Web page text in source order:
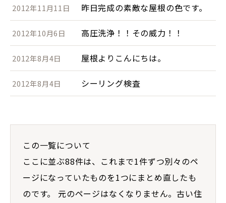
2012年11月11日 昨日完成の素敵な屋根の色です。
2012年10月6日 高圧洗浄！！その威力！！
2012年8月4日 屋根よりこんにちは。
2012年8月4日 シーリング検査
この一覧について
ここに並ぶ88件は、これまで1件ずつ別々のペ
ージになっていたものを1つにまとめ直したも
のです。 元のページはなくなりません。古い住